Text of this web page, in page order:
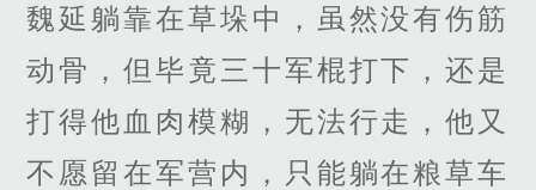
魏延躺靠在草垛中，虽然没有伤筋
动骨，但毕竟三十军棍打下，还是
打得他血肉模糊，无法行走，他又
不愿留在军营内，只能躺在粮草车